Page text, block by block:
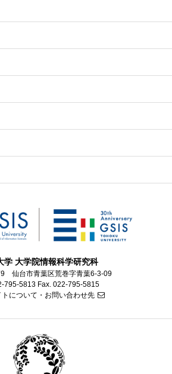
学 大学院情報科学研究科
仙台市青葉区荒巻字青葉6-3-09
795-5813 Fax. 022-795-5815
トについて・お問い合わせ先